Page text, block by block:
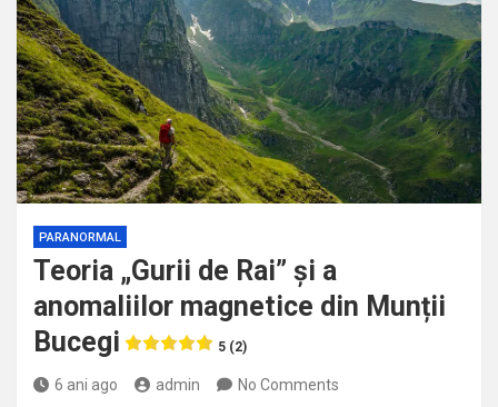
PARANORMAL
Teoria „Gurii de Rai” și a
anomaliilor magnetice din Munții
Bucegi
5 (2)
6 ani ago admin No Comments